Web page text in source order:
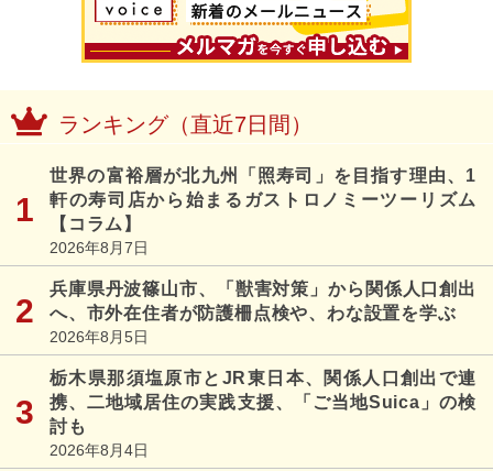
ランキング（直近7日間）
世界の富裕層が北九州「照寿司」を目指す理由、1
軒の寿司店から始まるガストロノミーツーリズム
【コラム】
2026年8月7日
兵庫県丹波篠山市、「獣害対策」から関係人口創出
へ、市外在住者が防護柵点検や、わな設置を学ぶ
2026年8月5日
栃木県那須塩原市とJR東日本、関係人口創出で連
携、二地域居住の実践支援、「ご当地Suica」の検
討も
2026年8月4日